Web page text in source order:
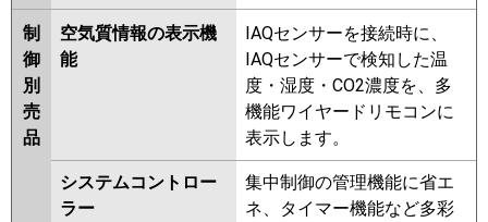
制
御
別
売
品
空気質情報の表示機
能
IAQセンサーを接続時に、
IAQセンサーで検知した温
度・湿度・CO2濃度を、多
機能ワイヤードリモコンに
表示します。
システムコントロー
ラー
集中制御の管理機能に省エ
ネ、タイマー機能など多彩